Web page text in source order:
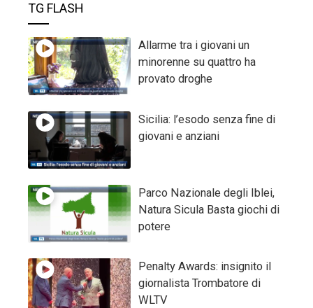
TG FLASH
Allarme tra i giovani un
minorenne su quattro ha
provato droghe
Sicilia: l’esodo senza fine di
giovani e anziani
Parco Nazionale degli Iblei,
Natura Sicula Basta giochi di
potere
Penalty Awards: insignito il
giornalista Trombatore di
WLTV